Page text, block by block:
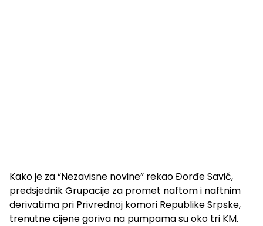
Kako je za “Nezavisne novine” rekao Đorđe Savić,
predsjednik Grupacije za promet naftom i naftnim
derivatima pri Privrednoj komori Republike Srpske,
trenutne cijene goriva na pumpama su oko tri KM.